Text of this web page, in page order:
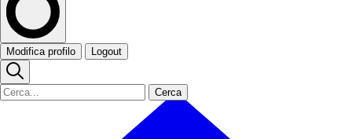
Modifica profilo Logout
Cerca